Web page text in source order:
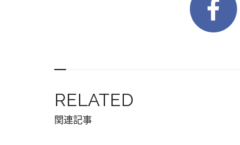
RELATED
関連記事